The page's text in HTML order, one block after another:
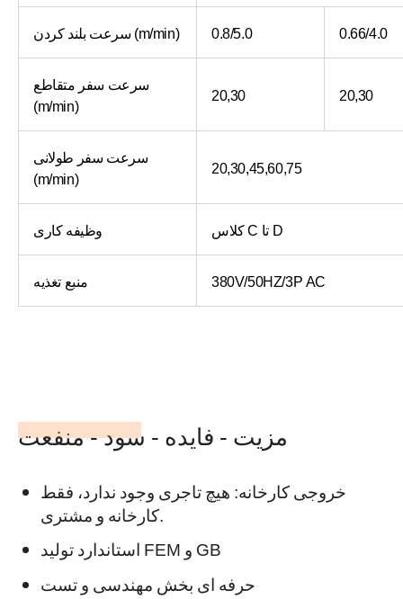
سرعت بلند کردن (m/min) 0.8/5.0 0.66/4.0
سرعت سفر متقاطع
(m/min)
20,30 20,30
سرعت سفر طولانی
(m/min)
20,30,45,60,75
وظیفه کاری کلاس C تا D
منبع تغذیه 380V/50HZ/3P AC
مزیت - فایده - سود - منفعت
خروجی کارخانه: هیچ تاجری وجود ندارد، فقط
کارخانه و مشتری.
استاندارد تولید FEM و GB
حرفه ای بخش مهندسی و تست